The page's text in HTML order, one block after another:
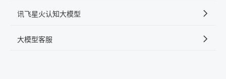
讯飞星火认知大模型
大模型客服